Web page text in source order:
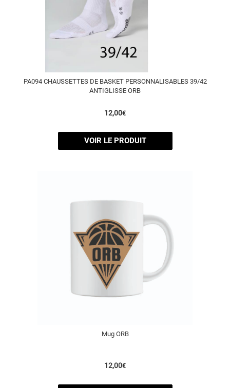
PA094 CHAUSSETTES DE BASKET PERSONNALISABLES 39/42
ANTIGLISSE ORB
12,00€
VOIR LE PRODUIT
Mug ORB
12,00€